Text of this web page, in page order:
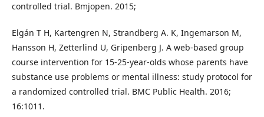
controlled trial. Bmjopen. 2015;
Elgán T H, Kartengren N, Strandberg A. K, Ingemarson M,
Hansson H, Zetterlind U, Gripenberg J. A web-based group
course intervention for 15-25-year-olds whose parents have
substance use problems or mental illness: study protocol for
a randomized controlled trial. BMC Public Health. 2016;
16:1011.